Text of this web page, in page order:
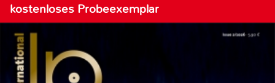
kostenloses Probeexemplar